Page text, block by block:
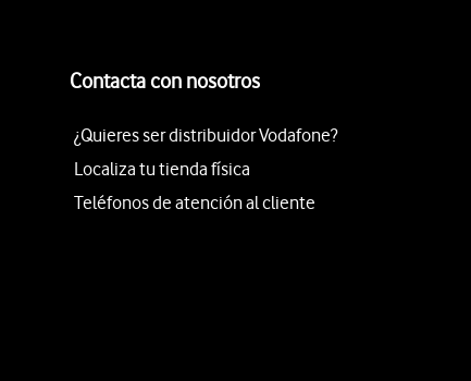
Contacta con nosotros
¿Quieres ser distribuidor Vodafone?
Localiza tu tienda física
Teléfonos de atención al cliente